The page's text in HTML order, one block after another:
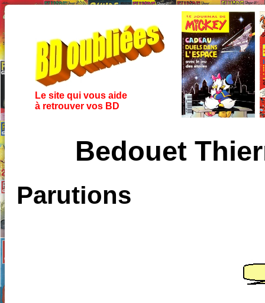
Le site qui vous aide
à retrouver vos BD
Bedouet
Parutions